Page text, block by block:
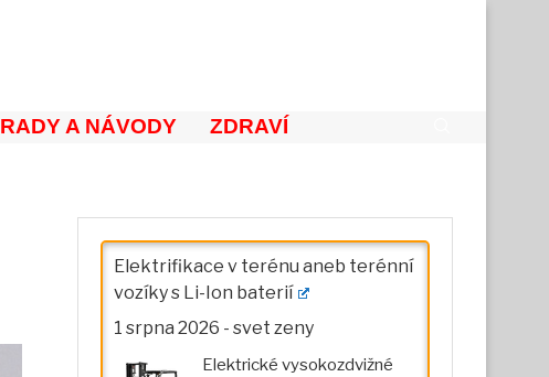
RADY A NÁVODY ZDRAVÍ
Elektrifikace v terénu aneb terénní
vozíky s Li-Ion baterií
1 srpna 2026 - svet zeny
Elektrické vysokozdvižné